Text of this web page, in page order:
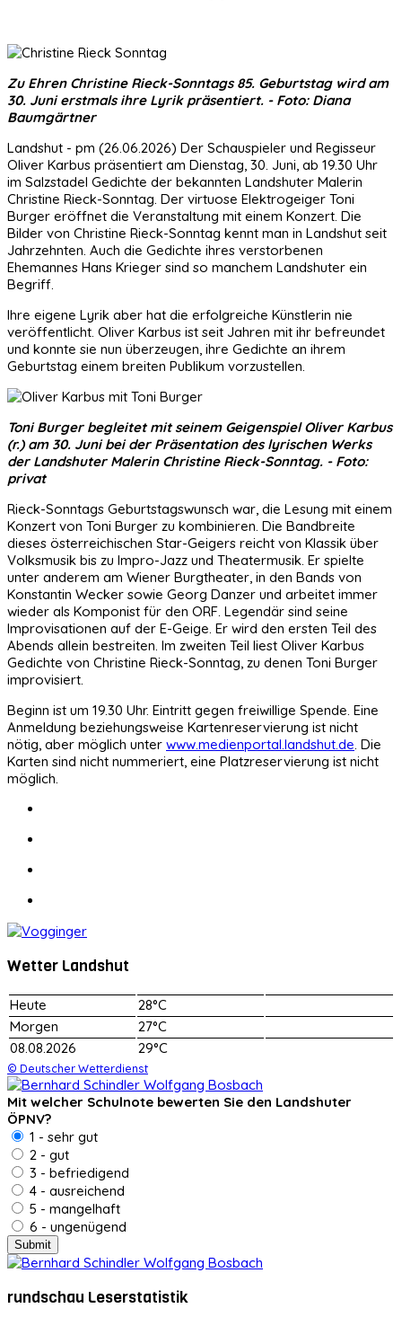
Zu Ehren Christine Rieck-Sonntags 85. Geburtstag wird am
30. Juni erstmals ihre Lyrik präsentiert. - Foto: Diana
Baumgärtner
Landshut - pm (26.06.2026) Der Schauspieler und Regisseur
Oliver Karbus präsentiert am Dienstag, 30. Juni, ab 19.30 Uhr
im Salzstadel Gedichte der bekannten Landshuter Malerin
Christine Rieck-Sonntag. Der virtuose Elektrogeiger Toni
Burger eröffnet die Veranstaltung mit einem Konzert. Die
Bilder von Christine Rieck-Sonntag kennt man in Landshut seit
Jahrzehnten. Auch die Gedichte ihres verstorbenen
Ehemannes Hans Krieger sind so manchem Landshuter ein
Begriff.
Ihre eigene Lyrik aber hat die erfolgreiche Künstlerin nie
veröffentlicht. Oliver Karbus ist seit Jahren mit ihr befreundet
und konnte sie nun überzeugen, ihre Gedichte an ihrem
Geburtstag einem breiten Publikum vorzustellen.
Toni Burger begleitet mit seinem Geigenspiel Oliver Karbus
(r.) am 30. Juni bei der Präsentation des lyrischen Werks
der Landshuter Malerin Christine Rieck-Sonntag. - Foto:
privat
Rieck-Sonntags Geburtstagswunsch war, die Lesung mit einem
Konzert von Toni Burger zu kombinieren. Die Bandbreite
dieses österreichischen Star-Geigers reicht von Klassik über
Volksmusik bis zu Impro-Jazz und Theatermusik. Er spielte
unter anderem am Wiener Burgtheater, in den Bands von
Konstantin Wecker sowie Georg Danzer und arbeitet immer
wieder als Komponist für den ORF. Legendär sind seine
Improvisationen auf der E-Geige. Er wird den ersten Teil des
Abends allein bestreiten. Im zweiten Teil liest Oliver Karbus
Gedichte von Christine Rieck-Sonntag, zu denen Toni Burger
improvisiert.
Beginn ist um 19.30 Uhr. Eintritt gegen freiwillige Spende. Eine
Anmeldung beziehungsweise Kartenreservierung ist nicht
nötig, aber möglich unter www.medienportal.landshut.de . Die
Karten sind nicht nummeriert, eine Platzreservierung ist nicht
möglich.
Wetter Landshut
Heute
28°C
Morgen
27°C
08.08.2026
29°C
© Deutscher Wetterdienst
Mit welcher Schulnote bewerten Sie den Landshuter
ÖPNV?
1 - sehr gut
2 - gut
3 - befriedigend
4 - ausreichend
5 - mangelhaft
6 - ungenügend
rundschau Leserstatistik